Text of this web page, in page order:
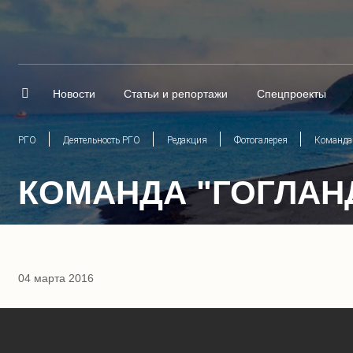
Новости Статьи и репортажи Спецпроекты
РГО Деятельность РГО Редакция Фотогалерея Команда
КОМАНДА
04 марта 2016